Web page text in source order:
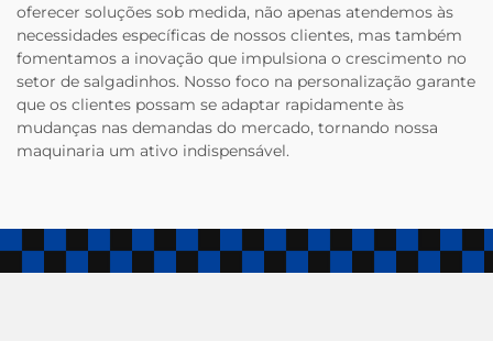
oferecer soluções sob medida, não apenas atendemos às
necessidades específicas de nossos clientes, mas também
fomentamos a inovação que impulsiona o crescimento no
setor de salgadinhos. Nosso foco na personalização garante
que os clientes possam se adaptar rapidamente às
mudanças nas demandas do mercado, tornando nossa
maquinaria um ativo indispensável.